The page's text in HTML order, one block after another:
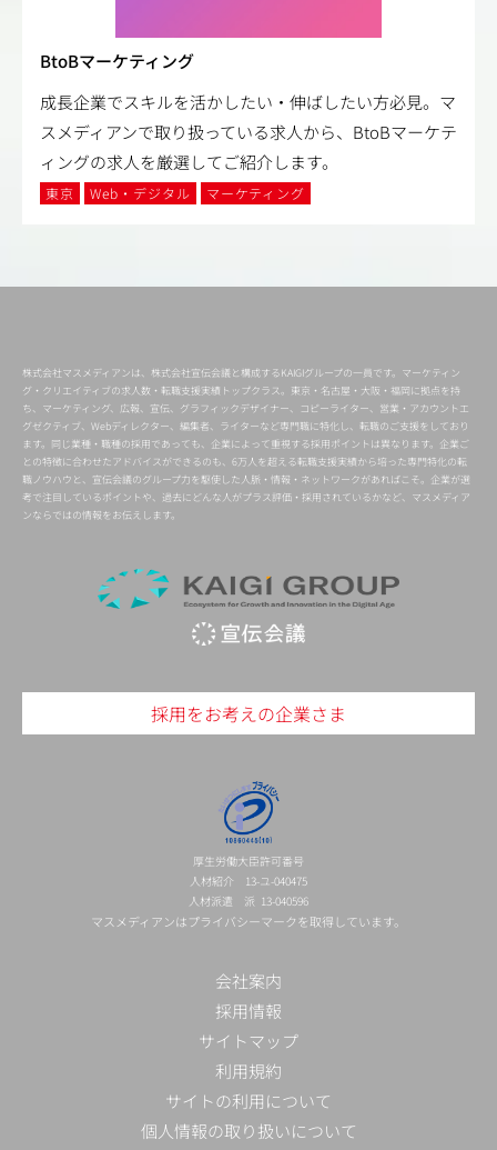
BtoBマーケティング
成長企業でスキルを活かしたい・伸ばしたい方必見。マ
スメディアンで取り扱っている求人から、BtoBマーケテ
ィングの求人を厳選してご紹介します。
東京 Web・デジタル マーケティング
株式会社マスメディアンは、株式会社宣伝会議と構成するKAIGIグループの一員です。マーケティン
グ・クリエイティブの求人数・転職支援実績トップクラス。東京・名古屋・大阪・福岡に拠点を持
ち、マーケティング、広報、宣伝、グラフィックデザイナー、コピーライター、営業・アカウントエ
グゼクティブ、Webディレクター、編集者、ライターなど専門職に特化し、転職のご支援をしており
ます。同じ業種・職種の採用であっても、企業によって重視する採用ポイントは異なります。企業ご
との特徴に合わせたアドバイスができるのも、6万人を超える転職支援実績から培った専門特化の転
職ノウハウと、宣伝会議のグループ力を駆使した人脈・情報・ネットワークがあればこそ。企業が選
考で注目しているポイントや、過去にどんな人がプラス評価・採用されているかなど、マスメディア
ンならではの情報をお伝えします。
採用をお考えの企業さま
厚生労働大臣許可番号
人材紹介 13-ユ-040475
人材派遣 派 13-040596
マスメディアンはプライバシーマークを取得しています。
会社案内
採用情報
サイトマップ
利用規約
サイトの利用について
個人情報の取り扱いについて